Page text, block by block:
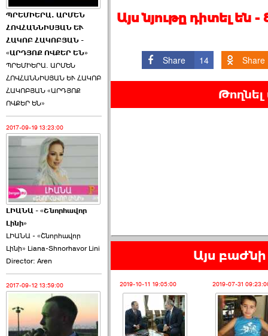
ՊՐԵՄԻԵՐԱ. ԱՐՄԵՆ
ՀՈՎՀԱՆՆԻՍՅԱՆ ԵՒ
ՀԱԿՈԲ ՀԱԿՈԲՅԱՆ -
«ԱՐԴՅՈՔ ՈՎՔԵՐ ԵՆ»
ՊՐԵՄԻԵՐԱ. ԱՐՄԵՆ
ՀՈՎՀԱՆՆԻՍՅԱՆ ԵՒ ՀԱԿՈԲ
ՀԱԿՈԲՅԱՆ «ԱՐԴՅՈՔ
ՈՎՔԵՐ ԵՆ»
2017-09-19 13:23:00
ԼԻԱՆԱ - «Շնորհավոր
Լինի»
ԼԻԱՆԱ - «Շնորհավոր
Լինի» Liana-Shnorhavor Lini
Director: Aren
2017-09-12 13:59:00
Այս նյութը դիտել են
Share 14 Share
Թողնել
Այս բաժնի
2019-10-11 19:05:00 2019-07-31